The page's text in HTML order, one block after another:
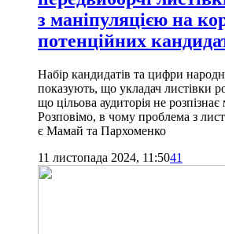
з маніпуляцією на
потенційних
Набір кандидатів та цифри
показують, що укладач листівки
що цільова аудиторія не розпізнає
Розповімо, в чому проблема з
є Мамай та Пархоменко
11 листопада 2024, 11:5041